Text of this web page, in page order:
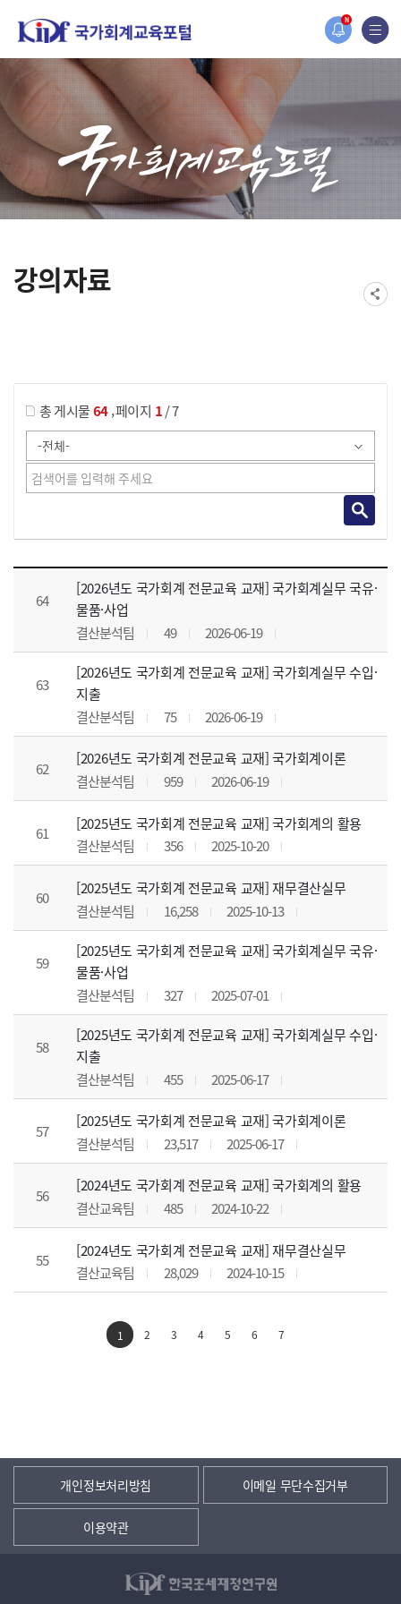
N
홈페이지가 새롭게 개편되었습니다.
한국조세재정연구원홈페이지가 새롭게 개설되었습니다.
강의자료
총 게시물64,페이지 1/ 7
강의자료 목록 으로 번호, 제목, 작성자, 조회수, 등록 일, 첨부파일로 나열 되고 있습니다.
64
[2026년도 국가회계 전문교육 교재] 국가회계실무 국유·
물품·사업
결산분석팀
49 2026-06-19
63
[2026년도 국가회계 전문교육 교재] 국가회계실무 수입·
지출
결산분석팀
75 2026-06-19
62
[2026년도 국가회계 전문교육 교재] 국가회계이론
결산분석팀
959 2026-06-19
61
[2025년도 국가회계 전문교육 교재] 국가회계의 활용
결산분석팀
356 2025-10-20
60
[2025년도 국가회계 전문교육 교재] 재무결산실무
결산분석팀
16,258 2025-10-13
59
[2025년도 국가회계 전문교육 교재] 국가회계실무 국유·
물품·사업
결산분석팀
327 2025-07-01
58
[2025년도 국가회계 전문교육 교재] 국가회계실무 수입·
지출
결산분석팀
455 2025-06-17
57
[2025년도 국가회계 전문교육 교재] 국가회계이론
결산분석팀
23,517 2025-06-17
56
[2024년도 국가회계 전문교육 교재] 국가회계의 활용
결산교육팀
485 2024-10-22
55
[2024년도 국가회계 전문교육 교재] 재무결산실무
결산교육팀
28,029 2024-10-15
1 2 3 4 5 6 7
개인정보처리방침 이메일 무단수집거부
이용약관